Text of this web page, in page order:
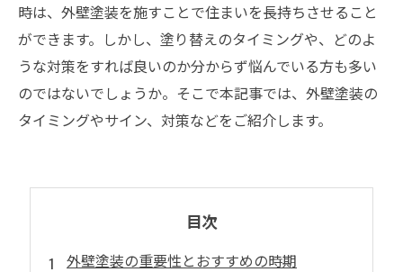
時は、外壁塗装を施すことで住まいを長持ちさせること
ができます。しかし、塗り替えのタイミングや、どのよ
うな対策をすれば良いのか分からず悩んでいる方も多い
のではないでしょうか。そこで本記事では、外壁塗装の
タイミングやサイン、対策などをご紹介します。
目次
外壁塗装の重要性とおすすめの時期